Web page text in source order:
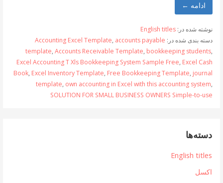
ادامه ←
نوشته شده در: English titles
دسته بندی شده در:
Accounting Excel Template, accounts payable
template,Accounts Receivable Template, bookkeeping students,
Excel Accounting T Xls Bookkeeping System Sample Free, Excel Cash
Book, Excel Inventory Template, Free Bookkeeping Template, journal
template, own accounting in Excel with this accounting system,
SOLUTION FOR SMALL BUSINESS OWNERS Simple-to-use
دسته‌ها
English titles
اکسل